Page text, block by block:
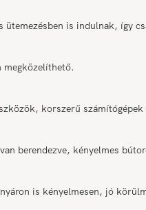
ütemezésben is indulnak, így
megközelíthető.
korszerű számítógépek
berendezve, kényelmes
is kényelmesen, jó